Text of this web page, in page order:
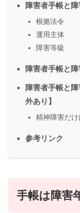
障害者手帳と
根拠法令
運用主体
障害等級
障害者手帳と
障害者手帳と
外あり】
精神障害だけ
参考リンク
手帳は障害